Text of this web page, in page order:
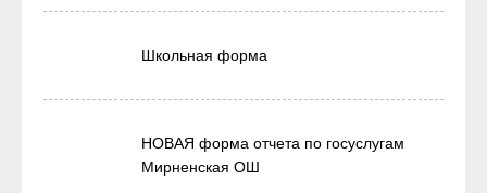
Школьная форма
НОВАЯ форма отчета по госуслугам
Мирненская ОШ